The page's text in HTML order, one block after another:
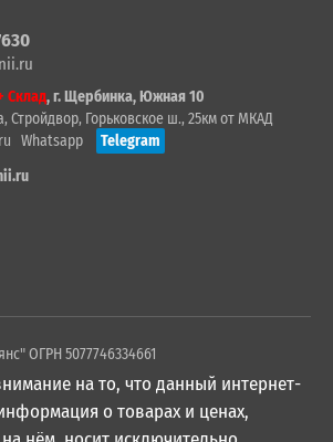
Склад, г. Щербинка, Южная 10
Стройдвор, Горьковское ш., 25км от МКАД
Whatsapp
Telegram
ОГРН 5077746334661
на то, что данный интернет-
о товарах и ценах,